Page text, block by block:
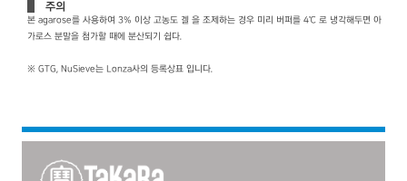
주의
본 agarose를 사용하여 3% 이상 고농도 겔 을 조제하는 경우 미리 버퍼를 4℃ 로 냉각해두면 아
가로스 분말을 첨가할 때에 분산되기 쉽다.
※ GTG, NuSieve는 Lonza사의 등록상표 입니다.